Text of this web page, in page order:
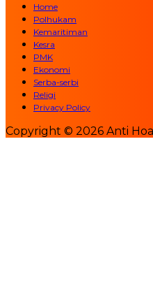
Home
Polhukam
Kemaritiman
Kesra
PMK
Ekonomi
Serba-serbi
Religi
Privacy Policy
Copyright © 2026 Anti